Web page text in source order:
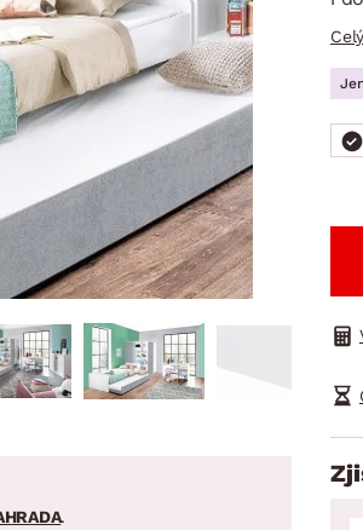
DOMÁCÍ SPOTŘEBIČE
sestavy
.